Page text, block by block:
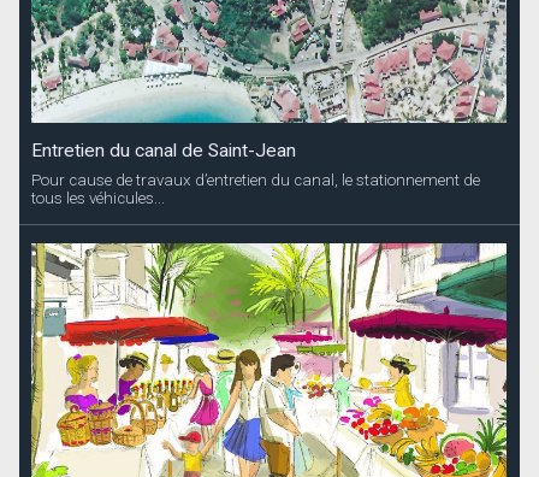
Entretien du canal de Saint-Jean
Pour cause de travaux d’entretien du canal, le stationnement de
tous les véhicules...